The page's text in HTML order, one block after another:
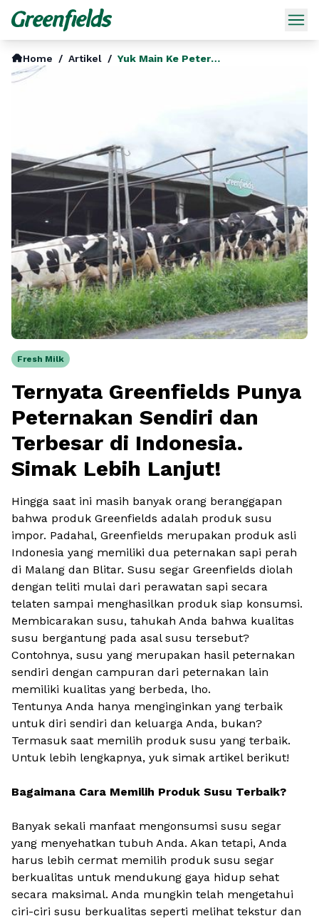
Home / Artikel / Yuk Main Ke Peternakan Sapi Greenfields Di Indonesia
Fresh Milk
Ternyata Greenfields Punya
Peternakan Sendiri dan
Terbesar di Indonesia.
Simak Lebih Lanjut!
Hingga saat ini masih banyak orang beranggapan
bahwa produk Greenfields adalah produk susu
impor. Padahal, Greenfields merupakan produk asli
Indonesia yang memiliki dua peternakan sapi perah
di Malang dan Blitar. Susu segar Greenfields diolah
dengan teliti mulai dari perawatan sapi secara
telaten sampai menghasilkan produk siap konsumsi.
Membicarakan susu, tahukah Anda bahwa kualitas
susu bergantung pada asal susu tersebut?
Contohnya, susu yang merupakan hasil peternakan
sendiri dengan campuran dari peternakan lain
memiliki kualitas yang berbeda, lho.
Tentunya Anda hanya menginginkan yang terbaik
untuk diri sendiri dan keluarga Anda, bukan?
Termasuk saat memilih produk susu yang terbaik.
Untuk lebih lengkapnya, yuk simak artikel berikut!
Bagaimana Cara Memilih Produk Susu Terbaik?
Banyak sekali manfaat mengonsumsi susu segar
yang menyehatkan tubuh Anda. Akan tetapi, Anda
harus lebih cermat memilih produk susu segar
berkualitas untuk mendukung gaya hidup sehat
secara maksimal. Anda mungkin telah mengetahui
ciri-ciri susu berkualitas seperti melihat tekstur dan